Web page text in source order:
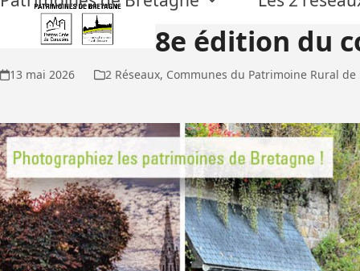
Skip
content
8e édition du
13 mai 2026 2 Réseaux, Communes du Patrimoine Rural